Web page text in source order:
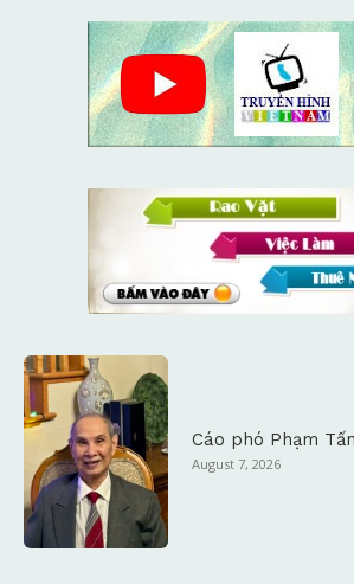
Cáo phó Phạm Tấn
August 7, 2026